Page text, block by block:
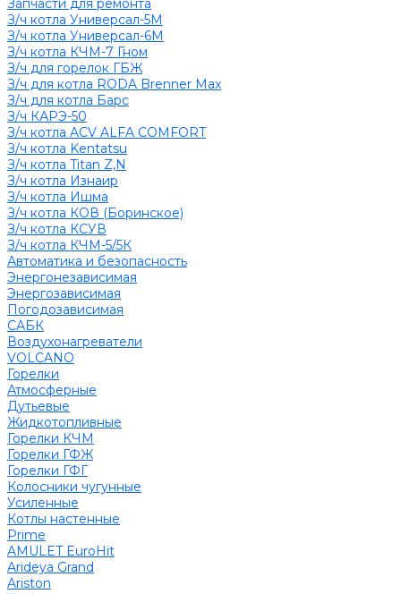
Запчасти для ремонта
З/ч котла Универсал-5М
З/ч котла Универсал-6М
З/ч котла КЧМ-7 Гном
З/ч для горелок ГБЖ
З/ч для котла RODA Brenner Max
З/ч для котла Барс
З/ч КАРЭ-50
З/ч котла ACV ALFA COMFORT
З/ч котла Kentatsu
З/ч котла Titan Z,N
З/ч котла Изнаир
З/ч котла Ишма
З/ч котла КОВ (Боринское)
З/ч котла КСУВ
З/ч котла КЧМ-5/5К
Автоматика и безопасность
Энергонезависимая
Энергозависимая
Погодозависимая
САБК
Воздухонагреватели
VOLCANO
Горелки
Атмосферные
Дутьевые
Жидкотопливные
Горелки КЧМ
Горелки ГФЖ
Горелки ГФГ
Колосники чугунные
Усиленные
Котлы настенные
Prime
AMULET EuroHit
Arideya Grand
Ariston